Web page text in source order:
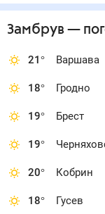
Замбрув —
21° Варшава
18° Гродно
19° Брест
19°
20° Кобрин
18° Гусев